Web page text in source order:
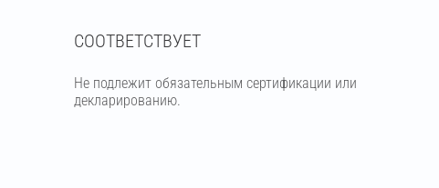
СООТВЕТСТВУЕТ
Не подлежит обязательным сертификации или
декларированию.